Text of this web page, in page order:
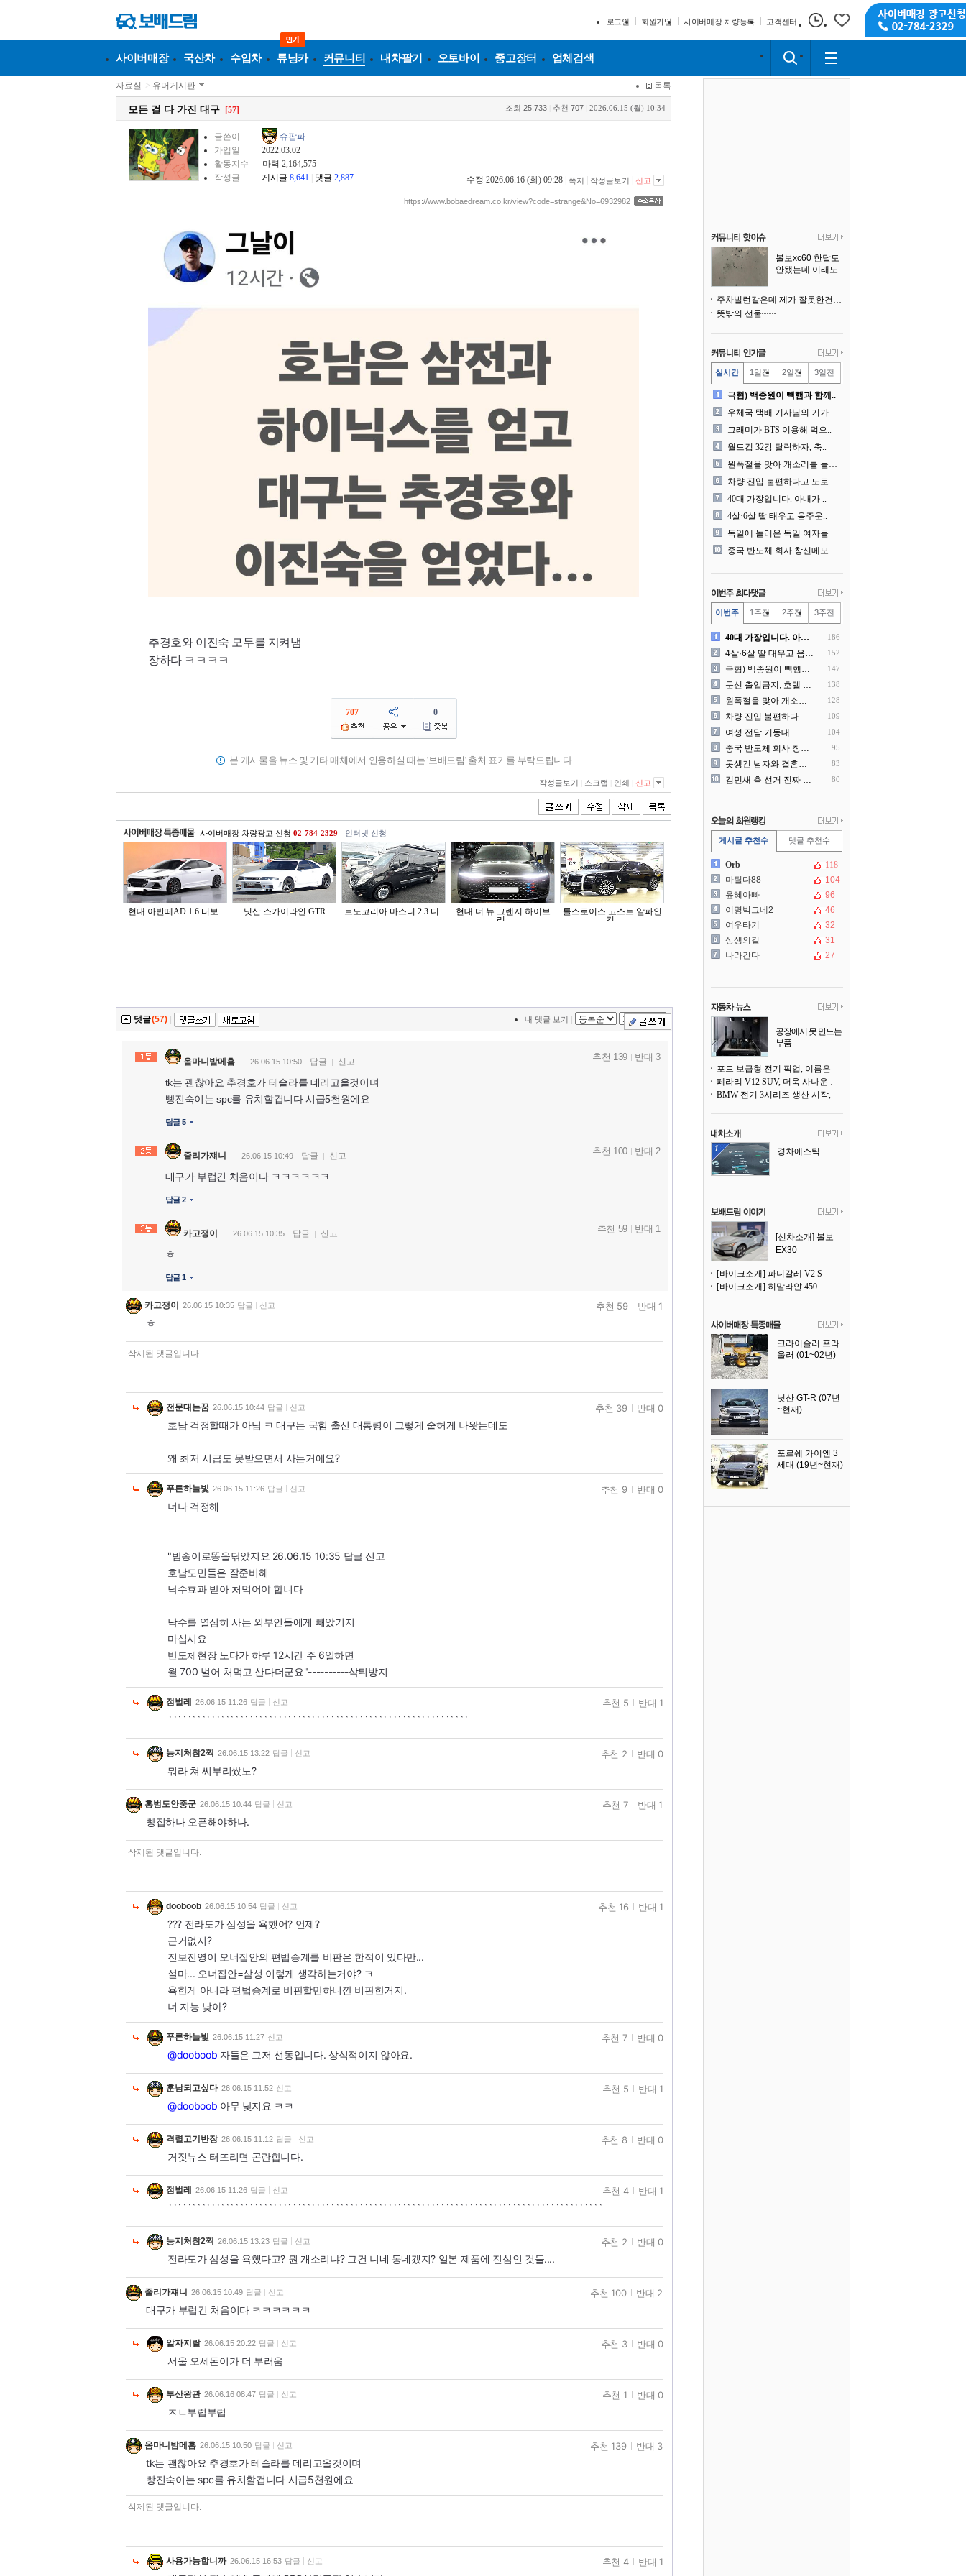
로그인 회원가입 사이버매장 차량등록 고객센터
사이버매장 국산차 수입차 튜닝카 커뮤니티 내차팔기 오토바이 중고장터 업체검색
자료실 > 유머게시판 목록
모든 걸 다 가진 대구 [57] 조회 25,733 추천 707 2026.06.15 (월) 10:34
글쓴이
슈팝파
가입일
2022.03.02
활동지수
마력 2,164,575
작성글
게시글 8,641 댓글 2,887 수정 2026.06.16 (화) 09:28 쪽지 작성글보기 신고
https://www.bobaedream.co.kr/view?code=strange&No=6932982
추경호와 이진숙 모두를 지켜냄
장하다 ㅋㅋㅋㅋ
707 0
본 게시물을 뉴스 및 기타 매체에서 인용하실 때는 '보배드림' 출처 표기를 부탁드립니다
작성글보기 스크랩 인쇄 신고
사이버매장 차량광고 신청 02-784-2329 인터넷 신청
현대 아반떼AD 1.6 터보.. 닛산 스카이라인 GTR 르노코리아 마스터 2.3 디..
현대 더 뉴 그랜저 하이브
리..
롤스로이스 고스트 알파인
컬..
댓글(57) 내 댓글 보기
옴마니밤메흠 26.06.15 10:50 답글 신고
tk는 괜찮아요 추경호가 테슬라를 데리고올것이며
빵진숙이는 spc를 유치할겁니다 시급5천원에요
답글 5
추천 139 반대 3
줄리가쟤니 26.06.15 10:49 답글 신고
대구가 부럽긴 처음이다 ㅋㅋㅋㅋㅋㅋ
답글 2
추천 100 반대 2
카고쟁이 26.06.15 10:35 답글 신고
ㅎ
답글 1
추천 59 반대 1
카고쟁이 26.06.15 10:35 답글 신고
ㅎ
추천 59 반대 1
삭제된 댓글입니다.
전문대는꿈 26.06.15 10:44 답글 신고
호남 걱정할때가 아님 ㅋ 대구는 국힘 출신 대통령이 그렇게 숱허게 나왓는데도
왜 최저 시급도 못받으면서 사는거에요?
추천 39 반대 0
푸른하늘빛 26.06.15 11:26 답글 신고
너나 걱정해
"밤송이로똥을닦았지요 26.06.15 10:35 답글 신고
호남도민들은 잘준비해
낙수효과 받아 처먹어야 합니다
낙수를 열심히 사는 외부인들에게 빼았기지
마십시요
반도체현장 노다가 하루 12시간 주 6일하면
월 700 벌어 처먹고 산다더군요"----------삭튀방지
추천 9 반대 0
점벌레 26.06.15 11:26 답글 신고
```````````````````````````````````````````````````````````````
추천 5 반대 1
능지처참2찍 26.06.15 13:22 답글 신고
뭐라 쳐 씨부리쌌노?
추천 2 반대 0
홍범도안중군 26.06.15 10:44 답글 신고
빵집하나 오픈해야하나.
추천 7 반대 1
삭제된 댓글입니다.
dooboob 26.06.15 10:54 답글 신고
??? 전라도가 삼성을 욕했어? 언제?
근거없지?
진보진영이 오너집안의 편법승계를 비판은 한적이 있다만...
설마... 오너집안=삼성 이렇게 생각하는거야? ㅋ
욕한게 아니라 편법승계로 비판할만하니깐 비판한거지.
너 지능 낮아?
추천 16 반대 1
푸른하늘빛 26.06.15 11:27 신고
@dooboob 자들은 그저 선동입니다. 상식적이지 않아요.
추천 7 반대 0
훈남되고싶다 26.06.15 11:52 신고
@dooboob 아무 낮지요 ㅋㅋ
추천 5 반대 1
격렬고기반장 26.06.15 11:12 답글 신고
거짓뉴스 터뜨리면 곤란합니다.
추천 8 반대 0
점벌레 26.06.15 11:26 답글 신고
```````````````````````````````````````````````````````````````````````````````````````````
추천 4 반대 1
능지처참2찍 26.06.15 13:23 답글 신고
전라도가 삼성을 욕했다고? 뭔 개소리냐? 그건 니네 동네겠지? 일본 제품에 진심인 것들....
추천 2 반대 0
줄리가쟤니 26.06.15 10:49 답글 신고
대구가 부럽긴 처음이다 ㅋㅋㅋㅋㅋㅋ
추천 100 반대 2
알자지랄 26.06.15 20:22 답글 신고
서울 오세돈이가 더 부러움
추천 3 반대 0
부산왕관 26.06.16 08:47 답글 신고
ㅈㄴ부럽부럽
추천 1 반대 0
옴마니밤메흠 26.06.15 10:50 답글 신고
tk는 괜찮아요 추경호가 테슬라를 데리고올것이며
빵진숙이는 spc를 유치할겁니다 시급5천원에요
추천 139 반대 3
삭제된 댓글입니다.
사용가능합니까 26.06.15 16:53 답글 신고 추천 4 반대 1
볼보xc60 한달도
안됐는데 이래도
주차빌런같은데 제가 잘못한건가요
뜻밖의 선물~~~
실시간 1일전 2일전 3일전
극혐) 백종원이 빽햄과 함께..
우체국 택배 기사님의 기가 ..
그래미가 BTS 이용해 먹으..
월드컵 32강 탈락하자, 축..
원폭절을 맞아 개소리를 늘어..
차량 진입 불편하다고 도로 ..
40대 가장입니다. 아내가 ..
4살·6살 딸 태우고 음주운..
독일에 놀러온 독일 여자들
중국 반도체 회사 창신메모리..
이번주 1주전 2주전 3주전
40대 가장입니다. 아내가 .. 186
4살·6살 딸 태우고 음주운.. 152
극혐) 백종원이 빽햄과 함께.. 147
문신 출입금지, 호텔 헬스장.. 138
원폭절을 맞아 개소리를 늘어.. 128
차량 진입 불편하다고 도로 .. 109
여성 전담 기동대 .. 104
중국 반도체 회사 창신메모리.. 95
못생긴 남자와 결혼해서 후회.. 83
김민새 측 선거 진짜 더럽게.. 80
게시글 추천수 댓글 추천수
Orb
118
마틸다88
104
윤혜아빠
96
이명박그네2
46
여우타기
32
상생의길
31
나라간다
27
공장에서 못 만드는
부품
어낸다
페라리 V12 SUV, 더욱 사나운 얼굴로 돌아온다
경차에스틱
[신차소개] 볼보
EX30
[바이크소개] 파니갈레 V2 S
[바이크소개] 히말라얀 450
크라이슬러 프라
울러 (01~02년)
닛산 GT-R (07년
~현재)
포르쉐 카이엔 3
세대 (19년~현재)